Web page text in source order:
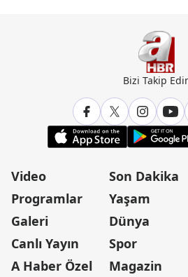
Bizi Takip
Video
Programlar
Galeri
Canlı Yayın
A Haber Özel
Son Dakika
Yaşam
Dünya
Spor
Magazin